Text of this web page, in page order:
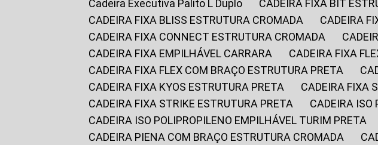
Cadeira Executiva Palito L Duplo
CADEIRA FIXA BIT
CADEIRA FIXA BLISS ESTRUTURA CROMADA
CADEIRA
CADEIRA FIXA CONNECT ESTRUTURA CROMADA
CADEIRA FIXA EMPILHÁVEL CARRARA
CADEIRA FIXA
CADEIRA FIXA FLEX COM BRAÇO ESTRUTURA PRETA
CADEIRA FIXA KYOS ESTRUTURA PRETA
CADEIRA FIXA
CADEIRA FIXA STRIKE ESTRUTURA PRETA
CADEIRA
CADEIRA ISO POLIPROPILENO EMPILHÁVEL TURIM PRETA
CADEIRA PIENA COM BRAÇO ESTRUTURA CROMADA